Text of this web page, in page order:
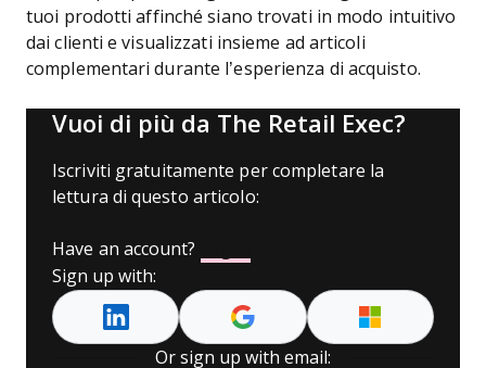
tuoi prodotti affinché siano trovati in modo intuitivo
dai clienti e visualizzati insieme ad articoli
complementari durante l’esperienza di acquisto.
Vuoi di più da The Retail Exec?
Iscriviti gratuitamente per completare la
lettura di questo articolo:
Have an account?
Sign up with:
Or sign up with email: